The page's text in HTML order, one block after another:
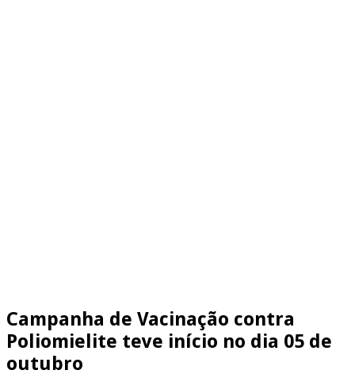
Campanha de Vacinação contra
Poliomielite teve início no dia 05 de
outubro